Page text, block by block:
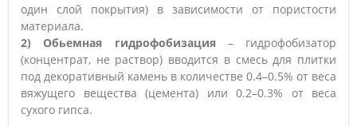
один слой покрытия) в зависимости от пористости
материала.
2) Обьемная гидрофобизация– гидрофобизатор
(концентрат, не раствор) вводится в смесь для плитки
под декоративный камень в количестве 0.4–0.5% от веса
вяжущего вещества (цемента) или 0.2–0.3% от веса
сухого гипса.